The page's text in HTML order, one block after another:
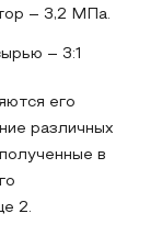
– 3,2 МПа.
– 3:1
его
различных
в
2.